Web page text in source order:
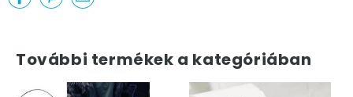
További termékek a kategóriában